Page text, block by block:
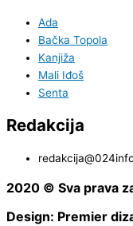
Ada
Bačka Topola
Kanjiža
Mali Iđoš
Senta
Redakcija
2020 © Sva prava
Design: Premier